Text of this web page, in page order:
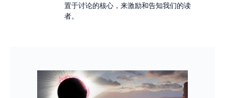
置于讨论的核心，来激励和告知我们的读
者。